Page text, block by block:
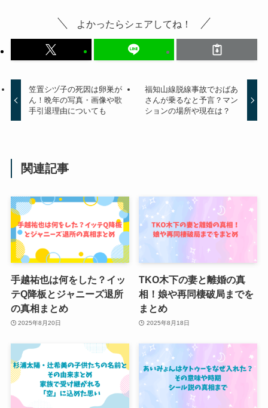
よかったらシェアしてね！
笠置シヅ子の死因は卵巣が
ん！晩年の写真・画像や歌
手引退理由についても
福知山線脱線事故でおばあ
さんが乗るなと予言？マン
ションの場所や現在は？
関連記事
手越祐也は何をした？イッ
テQ降板とジャニーズ退所
の真相まとめ
2025年8月20日
TKO木下の妻と離婚の真
相！娘や再同棲破局までを
まとめ
2025年8月18日